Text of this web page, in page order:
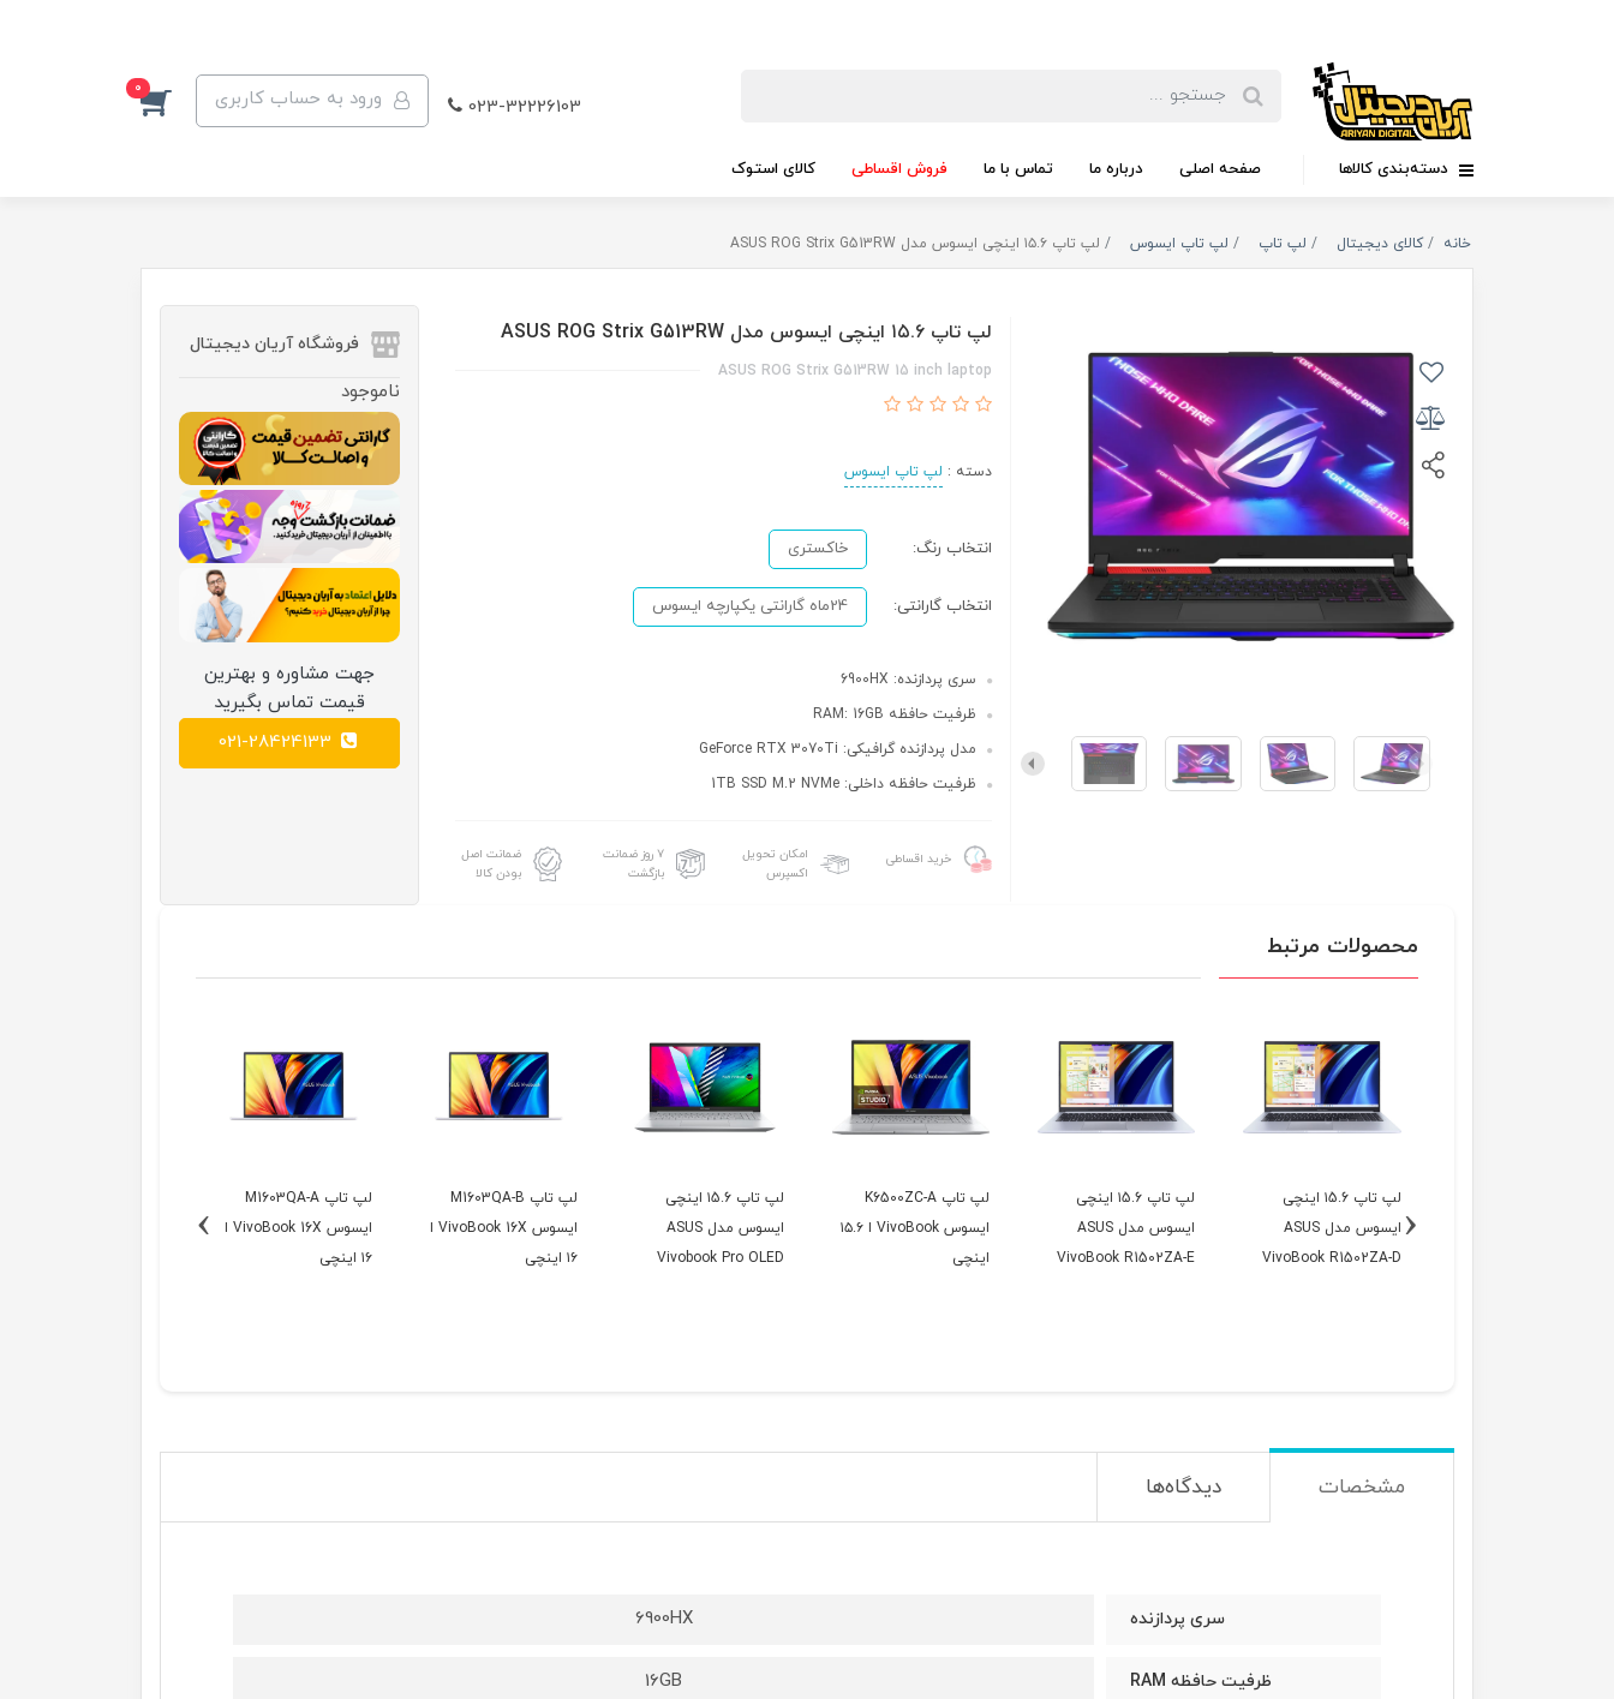
023-32226103 ورود به حساب کاربری 0
دسته‌بندی کالاها صفحه اصلی درباره ما تماس با ما فروش اقساطی کالای استوک
خانه کالای دیجیتال لپ تاپ لپ تاپ ایسوس لپ تاپ ۱۵.۶ اینچی ایسوس مدل ASUS ROG Strix G513RW
لپ تاپ ۱۵.۶ اینچی ایسوس مدل ASUS ROG Strix G513RW
ASUS ROG Strix G513RW 15 inch laptop
دسته : لپ تاپ ایسوس
انتخاب رنگ: خاکستری
انتخاب گارانتی: 24ماه گارانتی یکپارچه ایسوس
سری پردازنده: 6900HX
ظرفیت حافظه RAM: 16GB
مدل پردازنده گرافیکی: GeForce RTX 3070Ti
ظرفیت حافظه داخلی: 1TB SSD M.2 NVMe
خرید اقساطی
امکان تحویل
اکسپرس
۷ روز ضمانت
بازگشت
ضمانت اصل
بودن کالا
فروشگاه آریان دیجیتال
ناموجود
جهت مشاوره و بهترین
قیمت تماس بگیرید
محصولات مرتبط
لپ تاپ ۱5.6 اینچی
ایسوس مدل ASUS
VivoBook R1502ZA-D
لپ تاپ ۱5.6 اینچی
ایسوس مدل ASUS
VivoBook R1502ZA-E
لپ تاپ K6500ZC-A
ایسوس VivoBook ا ۱۵.۶
اینچی
لپ تاپ ۱5.6 اینچی
ایسوس مدل ASUS
Vivobook Pro OLED
لپ تاپ M1603QA-B
ایسوس VivoBook 16X ا
۱۶ اینچی
لپ تاپ M1603QA-A
ایسوس VivoBook 16X ا
۱۶ اینچی
‹
›
مشخصات دیدگاه‌ها
سری پردازنده 6900HX
ظرفیت حافظه RAM 16GB